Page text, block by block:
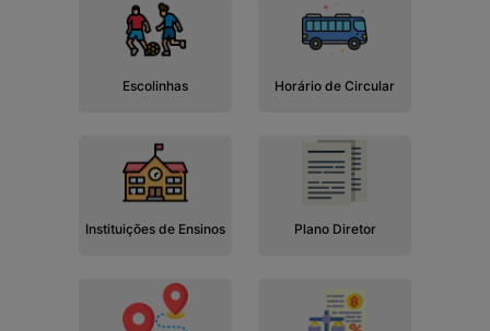
Escolinhas Horário de Circular
Instituições de Ensinos Plano Diretor